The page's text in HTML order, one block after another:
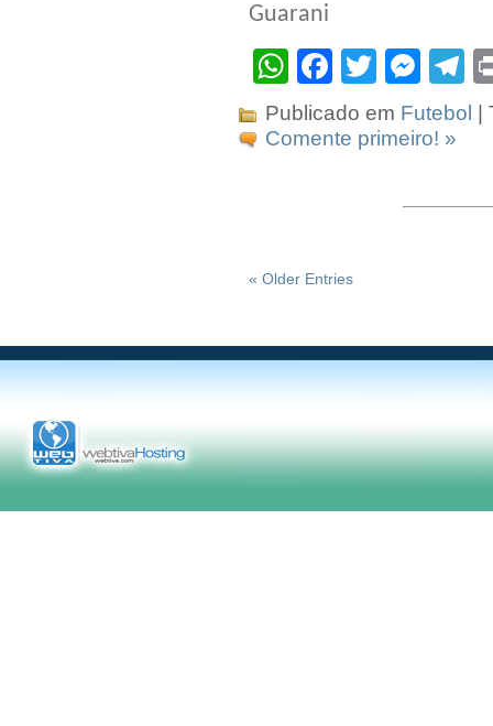
Guarani
WhatsApp
Facebook
Twitter
Publicado em Futebol |
Comente primeiro! »
« Older Entries